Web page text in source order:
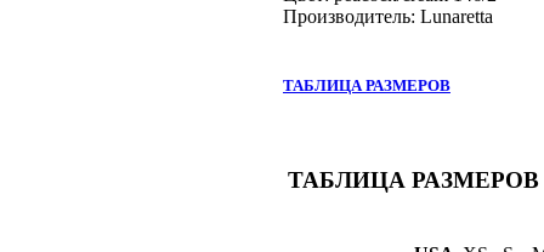
Производитель: Lunaretta
ТАБЛИЦА РАЗМЕРОВ
ТАБЛИЦА РАЗМЕРОВ